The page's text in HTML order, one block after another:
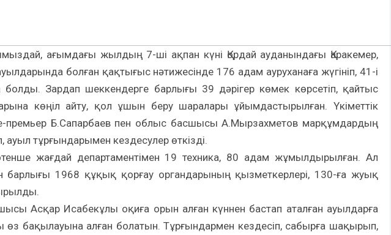
ағымдағы жылдың 7-ші ақпан күні Қордай ауданындағы Қаракемер,
болған қақтығыс нәтижесінде 176 адам ауруханаға жүгініп, 41-і
Зардап шеккендерге барлығы 39 дәрігер көмек көрсетіп, қайтыс
көңіл айту, қол ұшын беру шаралары ұйымдастырылған. Үкіметтік
премьер Б.Сапарбаев пен облыс басшысы А.Мырзахметов марқұмдардың
ауыл тұрғындарымен кездесулер өткізді.
жағдай департаментімен 19 техника, 80 адам жұмылдырылған. Ал
барлығы 1968 құқық қорғау органдарының қызметкерлері, 130-ға жуық
Асқар Исабекұлы оқиға орын алған күннен бастап аталған ауылдарға
бақылауына алған болатын. Тұрғындармен кездесіп, сабырға шақырып,